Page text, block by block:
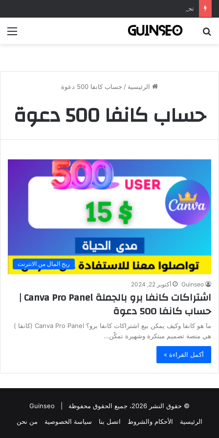
الرئيسية / حساب كانفا 500 دعوة
حساب كانفا 500 دعوة
ربح المال من الانترنت
Guinseo أكتوبر 22, 2024
اشتراكات كانفا برو بالجملة Canva Pro Panel |
حساب كانفا 500 دعوة
ما هو كانفا وكيف يمكن بيع اشتراكات كانفا برو؟ Canva Pro Panel (كانفا )
هي منصة تصميم مبتكرة وشهيرة تمكّن…
أكمل القراءة »
© حقوق النشر 2026، جميع الحقوق محفوظة |
Guinseo
الرئيسية
الأحكام والشروط اتصل بنا سياسة الخصوصية من نحن